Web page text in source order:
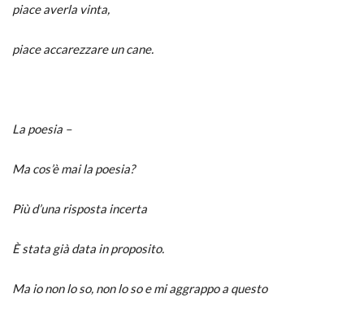
piace averla vinta,
piace accarezzare un cane.
La poesia –
Ma cos’è mai la poesia?
Più d’una risposta incerta
È stata già data in proposito.
Ma io non lo so, non lo so e mi aggrappo a questo